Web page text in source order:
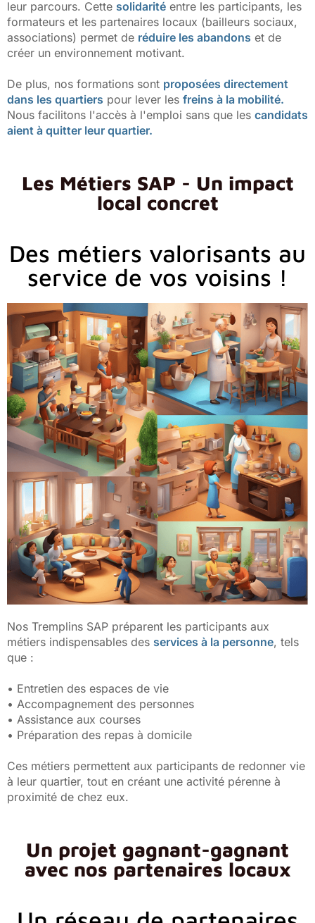
leur parcours. Cette solidarité entre les participants, les
formateurs et les partenaires locaux (bailleurs sociaux,
associations) permet de réduire les abandons et de
créer un environnement motivant.
De plus, nos formations sont proposées directement
dans les quartiers pour lever les freins à la mobilité.
Nous facilitons l'accès à l'emploi sans que les candidats
aient à quitter leur quartier.
Les Métiers SAP - Un impact
local concret
Des métiers valorisants au
service de vos voisins !
Nos Tremplins SAP préparent les participants aux
métiers indispensables des services à la personne, tels
que :
• Entretien des espaces de vie
• Accompagnement des personnes
• Assistance aux courses
• Préparation des repas à domicile
Ces métiers permettent aux participants de redonner vie
à leur quartier, tout en créant une activité pérenne à
proximité de chez eux.
Un projet gagnant-gagnant
avec nos partenaires locaux